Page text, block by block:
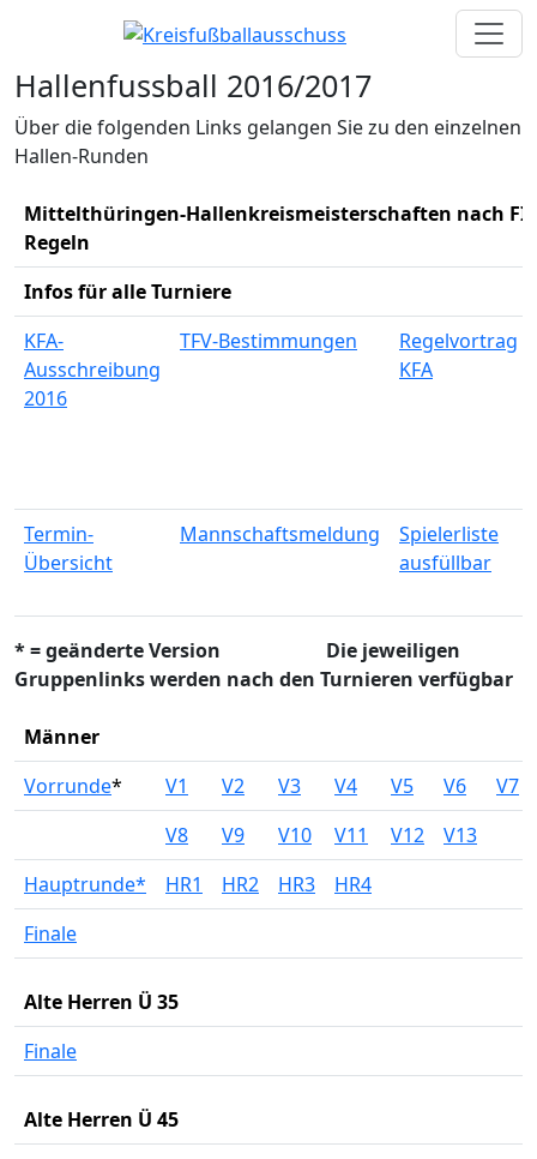
Hallenfussball 2016/2017
Über die folgenden Links gelangen Sie zu den einzelnen
Hallen-Runden
Mittelthüringen-Hallenkreismeisterschaften nach
Regeln
Infos für alle Turniere
KFA-
Ausschreibung
2016
TFV-Bestimmungen
Regelvortrag
KFA
Termin-
Übersicht
Mannschaftsmeldung
Spielerliste
ausfüllbar
* = geänderte Version Die jeweiligen
Gruppenlinks werden nach den Turnieren verfügbar
Männer
Vorrunde* V1 V2 V3 V4 V5 V6
V7
V8
V9 V10 V11 V12
V13
Hauptrunde*
HR1 HR2 HR3
HR4
Finale
Alte Herren Ü 35
Finale
Alte Herren Ü 45